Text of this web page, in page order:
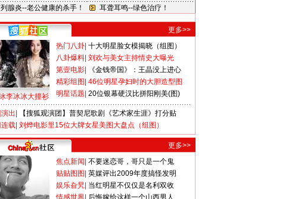
更多>>
李冰冰大撞衫
热门八卦 十大明星脸女模揭晓（组图）
八卦爆料 刘欢与美女主持情史大曝光
第壹电影
《金钱帝国》：王晶没上进心
精彩组图 46位明星孕妇时的大胆造型图
明星话题 20位银幕硬汉比拼阳刚美(图)
出
【搜狐观演团】普契尼歌剧《艺术家生涯》打分贴
载 刘烨电影里15位大牌女星美图大盘点（组图）
更多>>
焦点新闻 不要迷恋哥，哥只是一个鬼
贴贴图图 英媒评出2009年度搞怪发明
娱乐旮旯 当红明星不仅仅是名利双收
情感世界 后悔嫁给这样一个山西男人